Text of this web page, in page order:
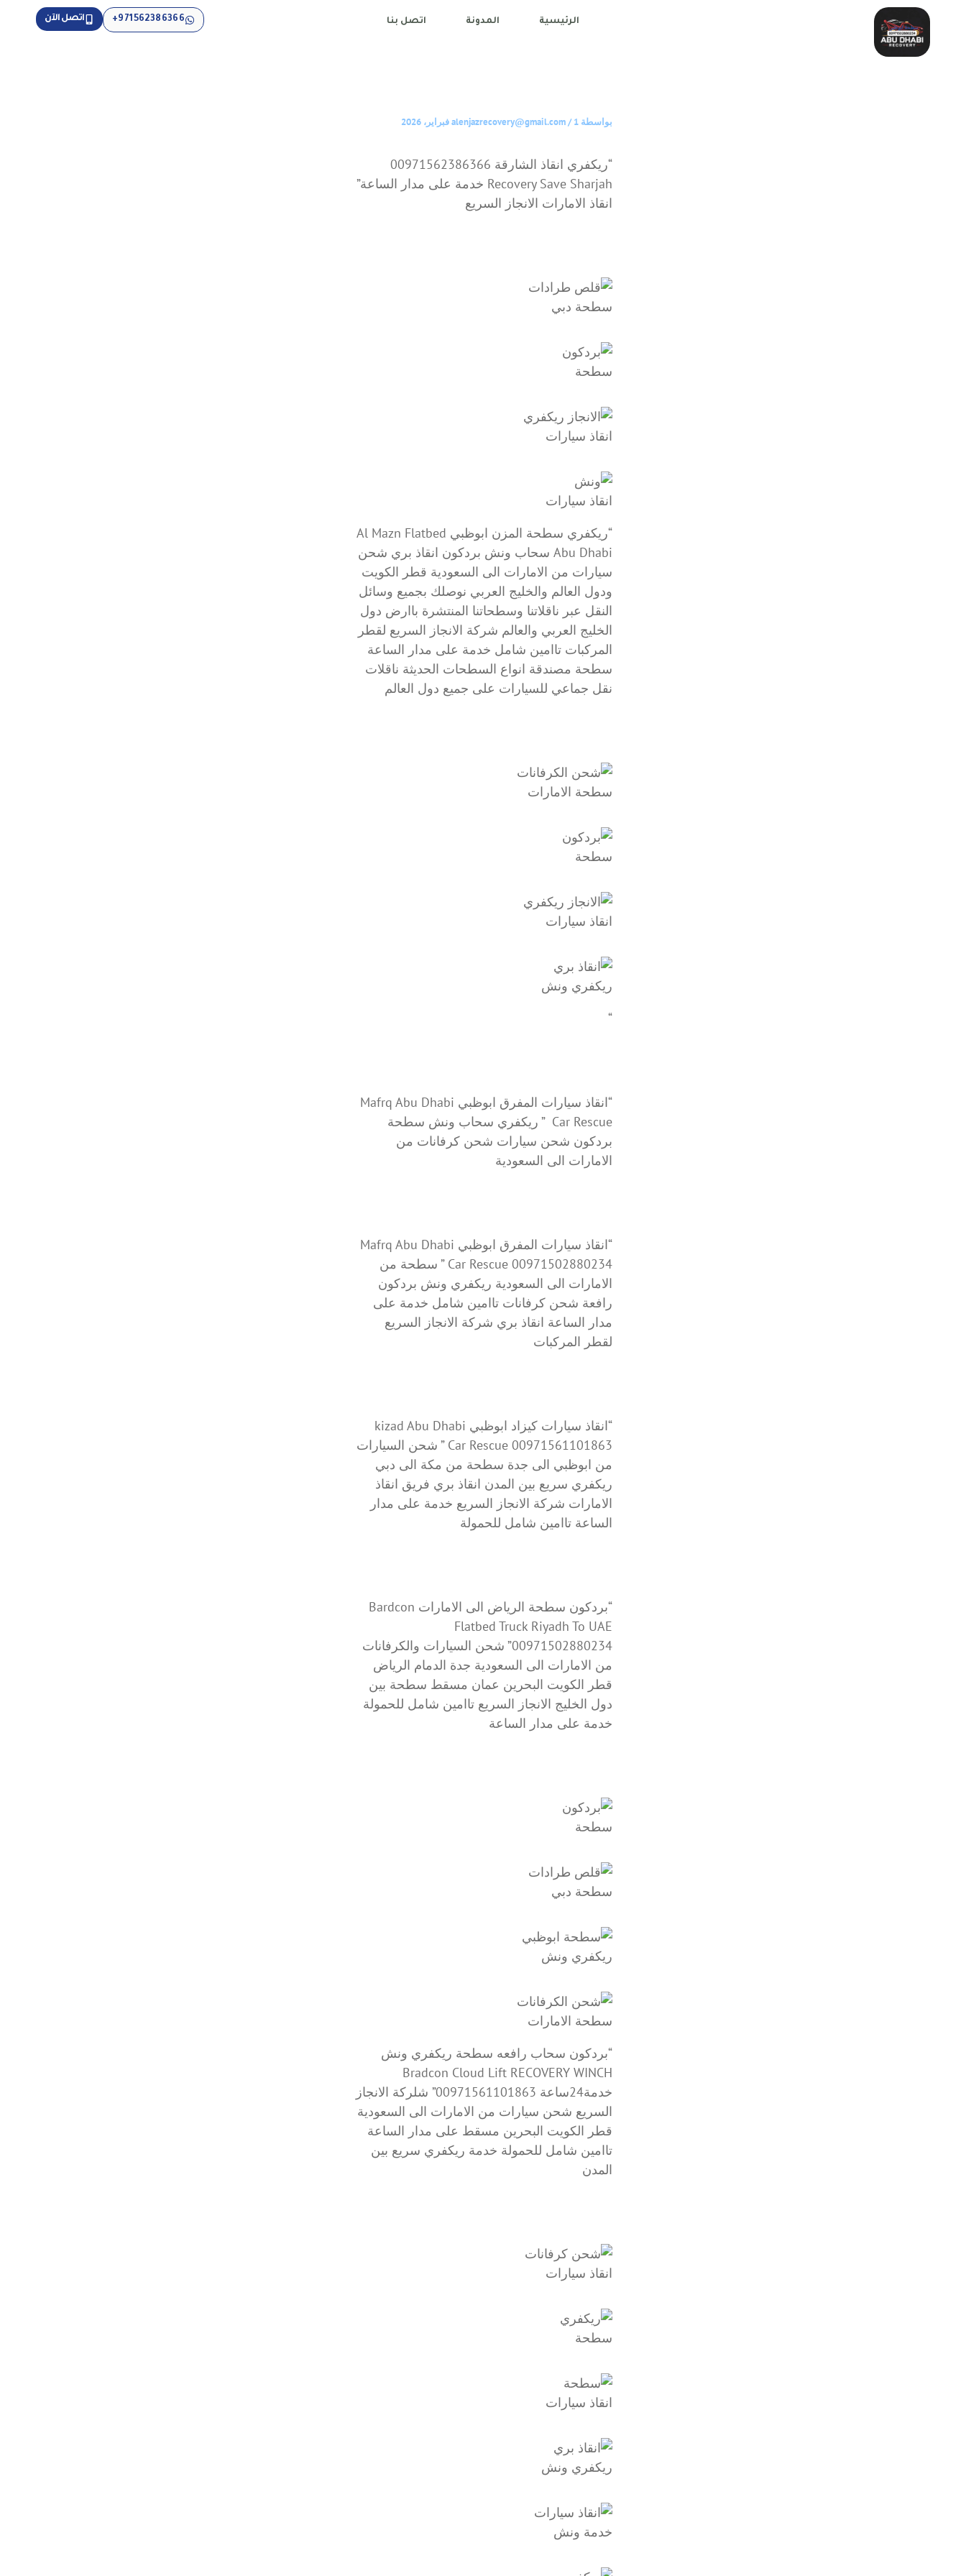
المحتوى
الرئيسية المدونة اتصل بنا اتصل الآن 971562386366+
بواسطة alenjazrecovery@gmail.com/1 فبراير، 2026
“ريكفري انقاذ الشارقة 00971562386366
Recovery Save Sharjah خدمة على مدار الساعة”
انقاذ الامارات الانجاز السريع
سطحة دبي
سطحة
انقاذ سيارات
انقاذ سيارات
“ريكفري سطحة المزن ابوظبي Al Mazn Flatbed
Abu Dhabi سحاب ونش بردكون انقاذ بري شحن
سيارات من الامارات الى السعودية قطر الكويت
ودول العالم والخليج العربي نوصلك بجميع وسائل
النقل عبر ناقلاتنا وسطحاتنا المنتشرة باارض دول
الخليج العربي والعالم شركة الانجاز السريع لقطر
المركبات تاامين شامل خدمة على مدار الساعة
سطحة مصندقة انواع السطحات الحديثة ناقلات
نقل جماعي للسيارات على جميع دول العالم
سطحة الامارات
سطحة
انقاذ سيارات
ريكفري ونش
“
“انقاذ سيارات المفرق ابوظبي Mafrq Abu Dhabi
Car Rescue ” ريكفري سحاب ونش سطحة
بردكون شحن سيارات شحن كرفانات من
الامارات الى السعودية
“انقاذ سيارات المفرق ابوظبي Mafrq Abu Dhabi
Car Rescue 00971502880234 ” سطحة من
الامارات الى السعودية ريكفري ونش بردكون
رافعة شحن كرفانات تاامين شامل خدمة على
مدار الساعة انقاذ بري شركة الانجاز السريع
لقطر المركبات
“انقاذ سيارات كيزاد ابوظبي kizad Abu Dhabi
Car Rescue 00971561101863 ” شحن السيارات
من ابوظبي الى جدة سطحة من مكة الى دبي
ريكفري سريع بين المدن انقاذ بري فريق انقاذ
الامارات شركة الانجاز السريع خدمة على مدار
الساعة تاامين شامل للحمولة
“بردكون سطحة الرياض الى الامارات Bardcon
Flatbed Truck Riyadh To UAE
00971502880234” شحن السيارات والكرفانات
من الامارات الى السعودية جدة الدمام الرياض
قطر الكويت البحرين عمان مسقط سطحة بين
دول الخليج الانجاز السريع تاامين شامل للحمولة
خدمة على مدار الساعة
سطحة
سطحة دبي
ريكفري ونش
سطحة الامارات
“بردكون سحاب رافعه سطحة ريكفري ونش
Bradcon Cloud Lift RECOVERY WINCH
خدمة24ساعة 00971561101863” شلركة الانجاز
السريع شحن سيارات من الامارات الى السعودية
قطر الكويت البحرين مسقط على مدار الساعة
تاامين شامل للحمولة خدمة ريكفري سريع بين
المدن
انقاذ سيارات
سطحة
انقاذ سيارات
ريكفري ونش
خدمة ونش